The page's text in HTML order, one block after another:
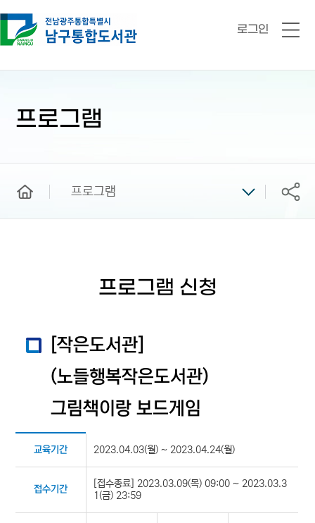
로그인
전
프로그램
프로그램 공유
프로그램 신청
[작은도서관]
(노들행복작은도서관)
그림책이랑 보드게임
교육기간 2023.04.03(월) ~ 2023.04.24(월)
접수기간
[접수종료] 2023.03.09(목) 09:00 ~ 2023.03.3
1(금) 23:59